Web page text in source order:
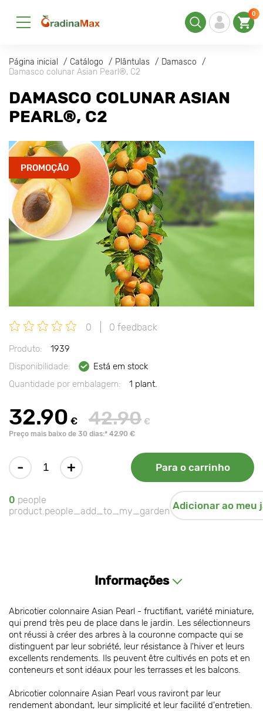
0
Página inicial Catálogo Plântulas
Damasco
Damasco colunar Asian Pearl®, C2
DAMASCO COLUNAR ASIAN
PEARL®, C2
PROMOÇÃO
0 0 feedback
Produto:
1939
Disponibilidade:
Está em stock
Quantidade por embalagem:
1 plant.
32.90 € 42.90 €
Preço mais baixo de 30 dias:* 42.90 €
- + Para o carrinho
0 people
product.people_add_to_my_garden Adicionar ao meu
Informações
Abricotier colonnaire Asian Pearl - fructifiant, variété miniature,
qui prend très peu de place dans le jardin. Les sélectionneurs
ont réussi à créer des arbres à la couronne compacte qui se
distinguent par leur sobriété, leur résistance à l'hiver et leurs
excellents rendements. Ils peuvent être cultivés en pots et en
conteneurs et sont idéaux pour les terrasses et les balcons.
Abricotier colonnaire Asian Pearl vous raviront par leur
rendement abondant, leur simplicité et leur facilité d'entretien.